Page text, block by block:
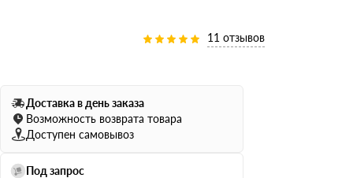
Ультратонкий
75 мм
100 мм
11 отзывов
Доставка в день заказа
Возможность возврата товара
Доступен самовывоз
Под запрос